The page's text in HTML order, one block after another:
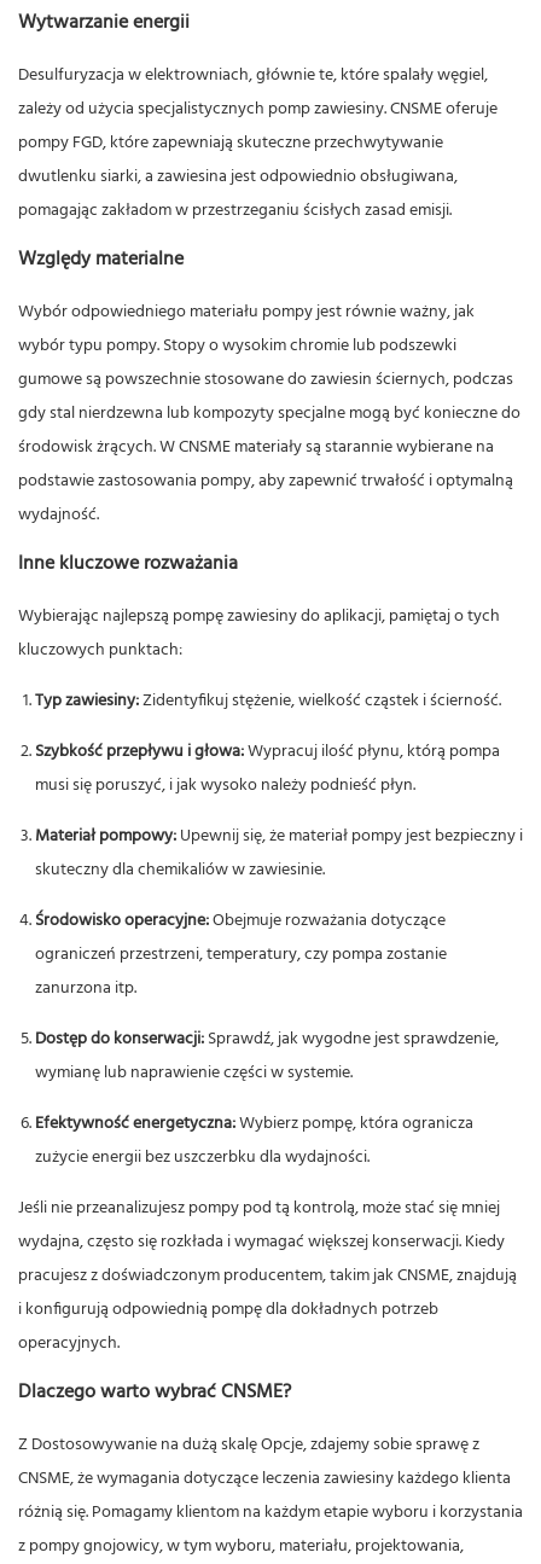
Wytwarzanie energii
Desulfuryzacja w elektrowniach, głównie te, które spalały węgiel,
zależy od użycia specjalistycznych pomp zawiesiny. CNSME oferuje
pompy FGD, które zapewniają skuteczne przechwytywanie
dwutlenku siarki, a zawiesina jest odpowiednio obsługiwana,
pomagając zakładom w przestrzeganiu ścisłych zasad emisji.
Względy materialne
Wybór odpowiedniego materiału pompy jest równie ważny, jak
wybór typu pompy. Stopy o wysokim chromie lub podszewki
gumowe są powszechnie stosowane do zawiesin ściernych, podczas
gdy stal nierdzewna lub kompozyty specjalne mogą być konieczne do
środowisk żrących. W CNSME materiały są starannie wybierane na
podstawie zastosowania pompy, aby zapewnić trwałość i optymalną
wydajność.
Inne kluczowe rozważania
Wybierając najlepszą pompę zawiesiny do aplikacji, pamiętaj o tych
kluczowych punktach:
Typ zawiesiny:Zidentyfikuj stężenie, wielkość cząstek i ścierność.
Szybkość przepływu i głowa:Wypracuj ilość płynu, którą pompa
musi się poruszyć, i jak wysoko należy podnieść płyn.
Materiał pompowy:Upewnij się, że materiał pompy jest bezpieczny i
skuteczny dla chemikaliów w zawiesinie.
Środowisko operacyjne:Obejmuje rozważania dotyczące
ograniczeń przestrzeni, temperatury, czy pompa zostanie
zanurzona itp.
Dostęp do konserwacji:Sprawdź, jak wygodne jest sprawdzenie,
wymianę lub naprawienie części w systemie.
Efektywność energetyczna:Wybierz pompę, która ogranicza
zużycie energii bez uszczerbku dla wydajności.
Jeśli nie przeanalizujesz pompy pod tą kontrolą, może stać się mniej
wydajna, często się rozkłada i wymagać większej konserwacji. Kiedy
pracujesz z doświadczonym producentem, takim jak CNSME, znajdują
i konfigurują odpowiednią pompę dla dokładnych potrzeb
operacyjnych.
Dlaczego warto wybrać CNSME?
ZDostosowywanie na dużą skalęOpcje, zdajemy sobie sprawę z
CNSME, że wymagania dotyczące leczenia zawiesiny każdego klienta
różnią się. Pomagamy klientom na każdym etapie wyboru i korzystania
z pompy gnojowicy, w tym wyboru, materiału, projektowania,